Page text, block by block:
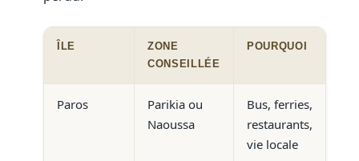
ÎLE
ZONE
CONSEILLÉE
POURQUOI
Paros
Parikia ou
Naoussa
Bus, ferries,
restaurants,
vie locale